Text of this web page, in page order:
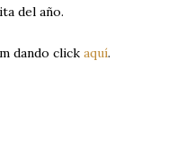
del año.
dando click aquí.